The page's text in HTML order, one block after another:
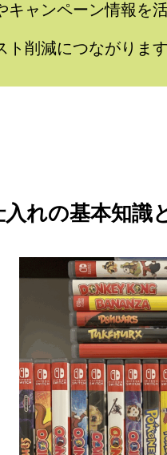
キャンペーン情報を
ト削減につながります
れの基本知識